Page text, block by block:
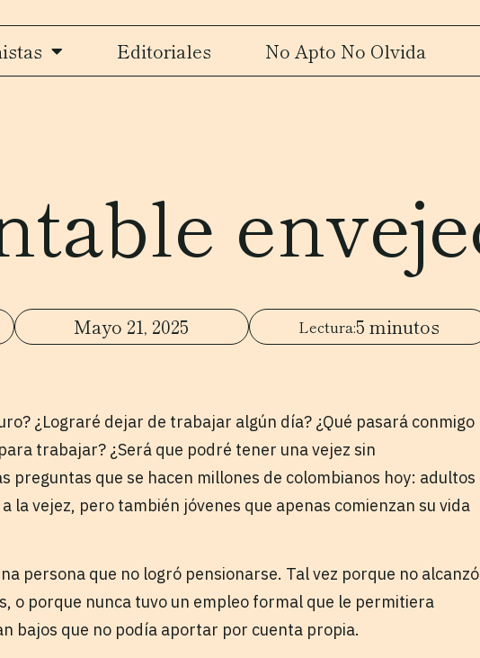
Editoriales No Apto No Olvida
Mayo 21, 2025 5 minutos
¿Lograré dejar de trabajar algún día? ¿Qué pasará conmigo
trabajar? ¿Será que podré tener una vejez sin
preguntas que se hacen millones de colombianos hoy: adultos
la vejez, pero también jóvenes que apenas comienzan su vida
persona que no logró pensionarse. Tal vez porque no alcanzó
o porque nunca tuvo un empleo formal que le permitiera
bajos que no podía aportar por cuenta propia.